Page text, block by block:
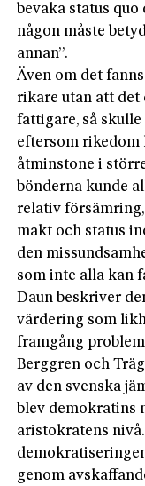
bevaka status
någon måste
annan”.
Även om det
rikare utan att det
fattigare, så
eftersom rikedom
åtminstone i
bönderna kunde
relativ
makt och status
den
som inte alla kan
Daun beskriver
värdering som
framgång
Berggren och
av den svenska
blev demokratins
aristokratens
genom